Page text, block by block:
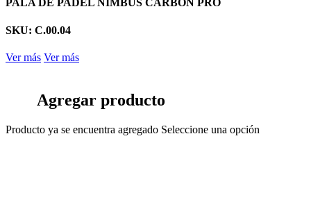
PALA DE PADEL NIMBUS CARBON PRO
SKU: C.00.04
Ver más Ver más
Agregar producto
Producto ya se encuentra agregado Seleccione una opción